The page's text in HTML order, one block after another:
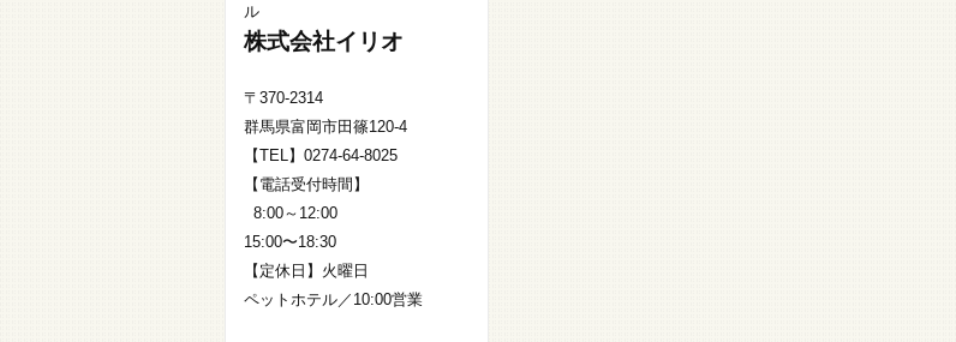
ル
株式会社イリオ
〒370-2314
群馬県富岡市田篠120-4
【TEL】0274-64-8025
【電話受付時間】
8:00～12:00
15:00〜18:30
【定休日】火曜日
ペットホテル／10:00営業